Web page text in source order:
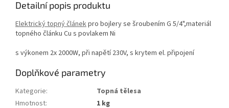
Detailní popis produktu
Elektrický topný článekpro bojlery se šroubením G 5/4",materiál
topného článku Cu s povlakem Ni
s výkonem 2x 2000W, při napětí 230V, s krytem el. připojení
Doplňkové parametry
Kategorie:
Topná tělesa
Hmotnost: 1 kg